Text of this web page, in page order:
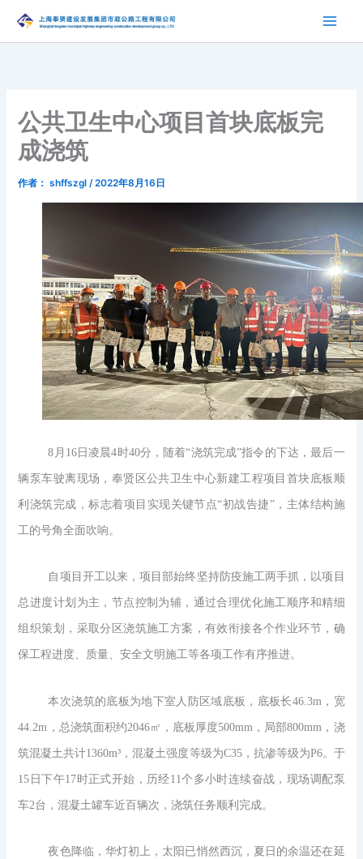
内
公共卫生中心项目首块底板完
成浇筑
作者： shffszgl/2022年8月16日
8月16日凌晨4时40分，随着“浇筑完成”指令的下达，最后一
辆泵车驶离现场，奉贤区公共卫生中心新建工程项目首块底板顺
利浇筑完成，标志着项目实现关键节点“初战告捷”，主体结构施
工的号角全面吹响。
自项目开工以来，项目部始终坚持防疫施工两手抓，以项目
总进度计划为主，节点控制为辅，通过合理优化施工顺序和精细
组织策划，采取分区浇筑施工方案，有效衔接各个作业环节，确
保工程进度、质量、安全文明施工等各项工作有序推进。
本次浇筑的底板为地下室人防区域底板，底板长46.3m，宽
44.2m，总浇筑面积约2046㎡，底板厚度500mm，局部800mm，浇
筑混凝土共计1360m³，混凝土强度等级为C35，抗渗等级为P6。于
15日下午17时正式开始，历经11个多小时连续奋战，现场调配泵
车2台，混凝土罐车近百辆次，浇筑任务顺利完成。
夜色降临，华灯初上，太阳已悄然西沉，夏日的余温还在延